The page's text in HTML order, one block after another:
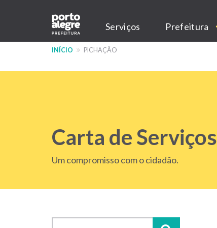
conteúdo
Main
navigation
Serviços Prefeitura
INÍCIO PICHAÇÃO
Carta de Serviços
Um compromisso com o cidadão.